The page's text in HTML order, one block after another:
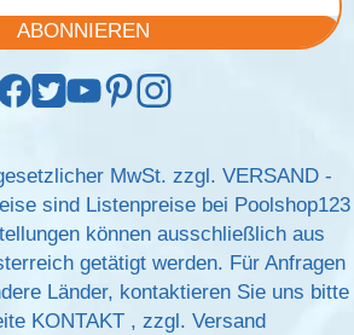
ABONNIEREN
MwSt. zzgl. VERSAND -
sind Listenpreise bei Poolshop123
können ausschließlich aus
getätigt werden. Für Anfragen
Länder, kontaktieren Sie uns bitte
KONTAKT , zzgl. Versand